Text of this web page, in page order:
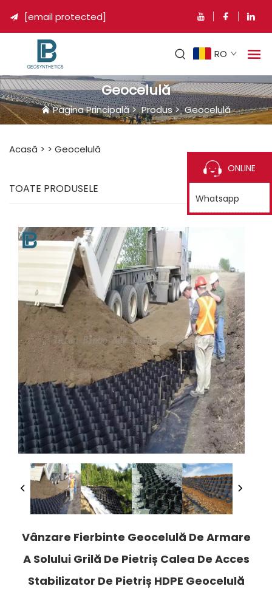
 [email protected]
RO
Geocelulă
Pagina Principală>Produs>Geocelulă
Acasă > > Geocelulă
TOATE PRODUSELE
Vânzare Fierbinte Geocelulă De Armare
A Solului Grilă De Pietriș Calea De Acces
Stabilizator De Pietriș HDPE Geocelulă
ONLINE
Whatsapp